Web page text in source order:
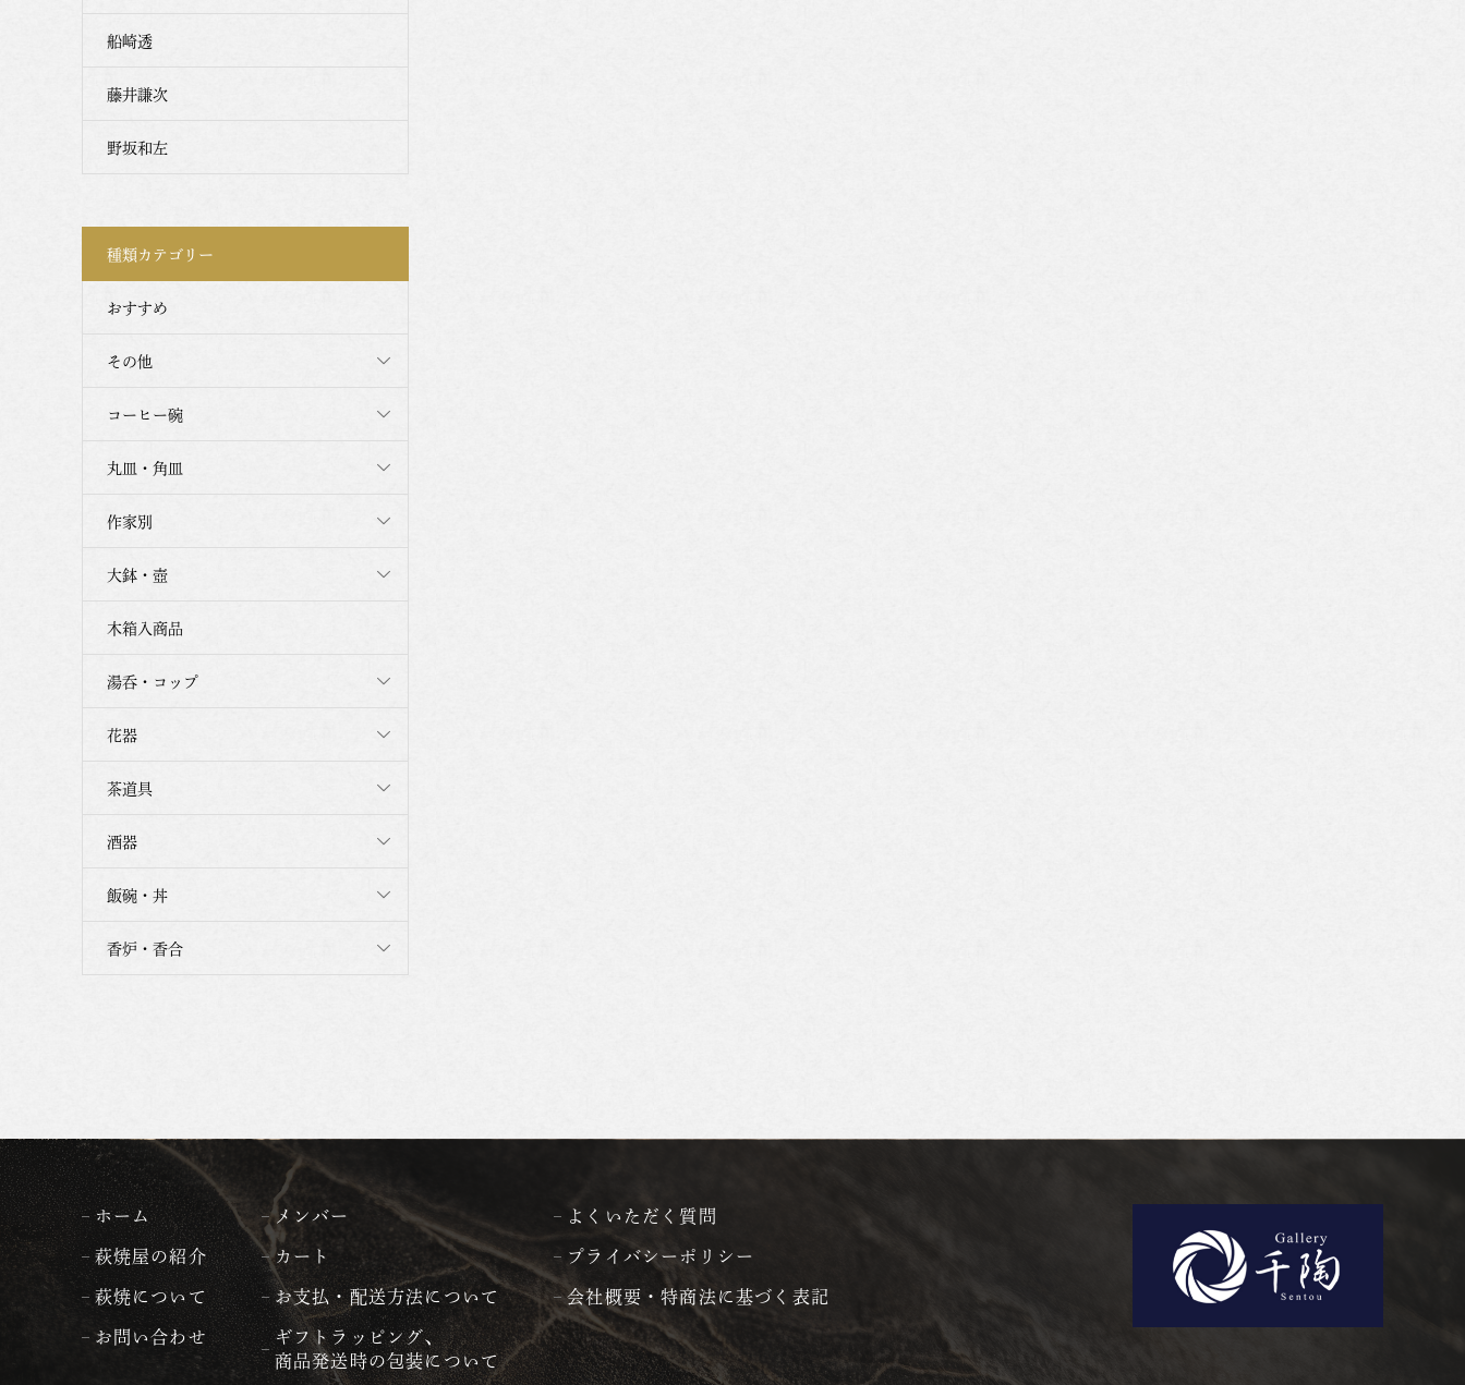
船崎透
藤井謙次
野坂和左
種類カテゴリー
おすすめ
その他
コーヒー碗
丸皿・角皿
作家別
大鉢・壺
木箱入商品
湯呑・コップ
花器
茶道具
酒器
飯碗・丼
香炉・香合
ホーム
萩焼屋の紹介
萩焼について
お問い合わせ
メンバー
カート
お支払・配送方法について
ギフトラッピング、
商品発送時の包装について
よくいただく質問
プライバシーポリシー
会社概要・特商法に基づく表記